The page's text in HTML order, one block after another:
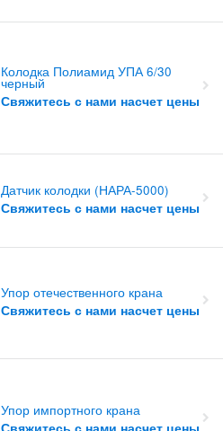
Колодка Полиамид УПА 6/30
черный
Свяжитесь с нами насчет цены
Датчик колодки (НАРА-5000)
Свяжитесь с нами насчет цены
Упор отечественного крана
Свяжитесь с нами насчет цены
Упор импортного крана